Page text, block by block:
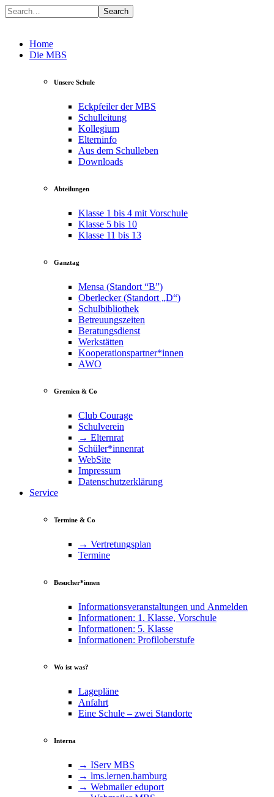
Search
Home
Die MBS
Unsere Schule
Eckpfeiler der MBS
Schulleitung
Kollegium
Elterninfo
Aus dem Schulleben
Downloads
Abteilungen
Klasse 1 bis 4 mit Vorschule
Klasse 5 bis 10
Klasse 11 bis 13
Ganztag
Mensa (Standort “B”)
Oberlecker (Standort „D“)
Schulbibliothek
Betreuungszeiten
Beratungsdienst
Werkstätten
Kooperationspartner*innen
AWO
Gremien & Co
Club Courage
Schulverein
→ Elternrat
Schüler*innenrat
WebSite
Impressum
Datenschutzerklärung
Service
Termine & Co
→ Vertretungsplan
Termine
Besucher*innen
Informationsveranstaltungen und Anmelden
Informationen: 1. Klasse, Vorschule
Informationen: 5. Klasse
Informationen: Profiloberstufe
Wo ist was?
Lagepläne
Anfahrt
Eine Schule – zwei Standorte
Interna
→ IServ MBS
→ lms​.ler​nen​.ham​burg
→ Webmailer eduport